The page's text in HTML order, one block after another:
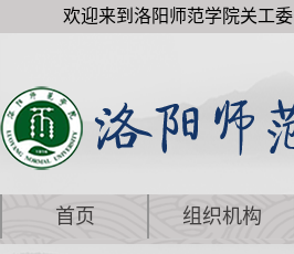
欢迎来到洛阳师范学院关工委
首页 组织机构